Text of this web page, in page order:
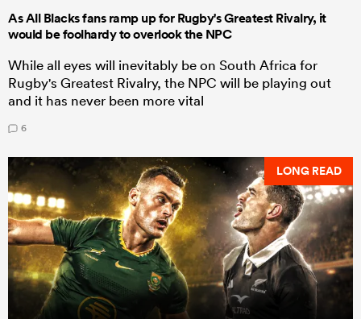
As All Blacks fans ramp up for Rugby's Greatest Rivalry, it
would be foolhardy to overlook the NPC
While all eyes will inevitably be on South Africa for
Rugby's Greatest Rivalry, the NPC will be playing out
and it has never been more vital
6
LONG READ